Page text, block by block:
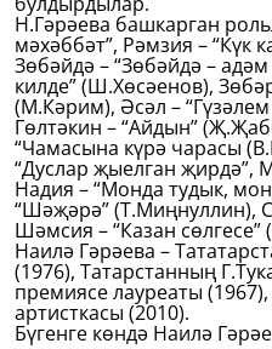
Н.Гәрәева башкарган
мәхәббәт”, Рәмзия – “Күк
Зөбәйдә – “Зөбәйдә –
килде” (Ш.Хөсәенов),
(М.Кәрим), Әсәл –
Гөлтәкин – “Айдын”
“Чамасына күрә чарасы
“Дуслар җыелган җирдә”,
Надия – “Монда тудык,
“Шәҗәрә” (Т.Миңнуллин),
Шәмсия – “Казан
Наилә Гәрәева –
(1976), Татарстанның
премиясе лауреаты
артисткасы (2010).
Бүгенге көндә Наилә